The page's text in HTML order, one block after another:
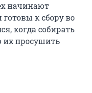
начинают
к сбору во
когда собирать
их просушить